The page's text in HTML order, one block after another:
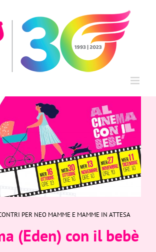
PER NEO MAMME E MAMME IN ATTESA
(Eden) con il bebè